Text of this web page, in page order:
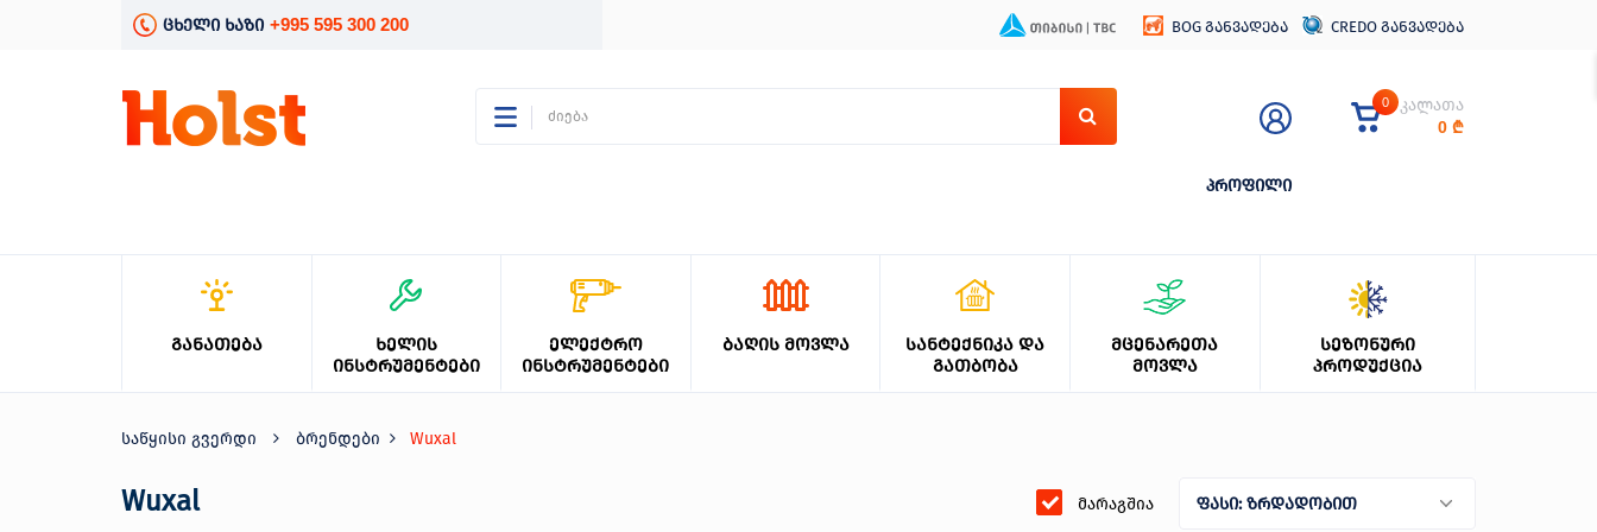
ცხელი ხაზი +995 595 300 200 BOG განვადება CREDO განვადება
პროფილი
0 კალათა
0 ₾
ᲒᲐᲜᲐᲗᲔᲑᲐ
ᲮᲔᲚᲘᲡ
ᲘᲜᲡᲢᲠᲣᲛᲔᲜᲢᲔᲑᲘ
ᲔᲚᲔᲥᲢᲠᲝ
ᲘᲜᲡᲢᲠᲣᲛᲔᲜᲢᲔᲑᲘ
ᲑᲐᲦᲘᲡ ᲛᲝᲕᲚᲐ
ᲡᲐᲜᲢᲔᲥᲜᲘᲙᲐ ᲓᲐ
ᲒᲐᲗᲑᲝᲑᲐ
ᲛᲪᲔᲜᲐᲠᲔᲗᲐ
ᲛᲝᲕᲚᲐ
ᲡᲔᲖᲝᲜᲣᲠᲘ
ᲞᲠᲝᲓᲣᲥᲪᲘᲐ
საწყისი გვერდი ბრენდები Wuxal
Wuxal მარაგშია ფასი: ზრდადობით
გათბობა
სეზონური